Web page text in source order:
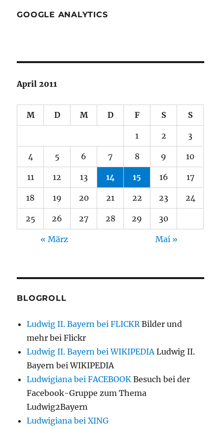
GOOGLE ANALYTICS
April 2011
M D M D F S S
1 2 3
4 5 6 7 8 9 10
11 12 13 14 15 16 17
18 19 20 21 22 23 24
25 26 27 28 29 30
« März Mai »
BLOGROLL
Ludwig II. Bayern bei FLICKRBilder und
mehr bei Flickr
Ludwig II. Bayern bei WIKIPEDIALudwig II.
Bayern bei WIKIPEDIA
Ludwigiana bei FACEBOOK Besuch bei der
Facebook-Gruppe zum Thema
Ludwig2Bayern
Ludwigiana bei XING